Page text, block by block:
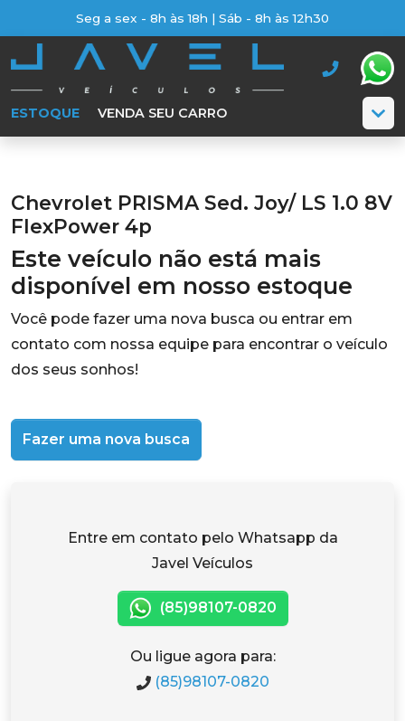
Seg a sex - 8h às 18h | Sáb - 8h às 12h30
ESTOQUE VENDA SEU CARRO
Chevrolet PRISMA Sed. Joy/ LS 1.0 8V
FlexPower 4p
Este veículo não está mais
disponível em nosso estoque
Você pode fazer uma nova busca ou entrar em
contato com nossa equipe para encontrar o veículo
dos seus sonhos!
Fazer uma nova busca
Entre em contato pelo Whatsapp da
Javel Veículos
(85)98107-0820
Ou ligue agora para:
(85)98107-0820